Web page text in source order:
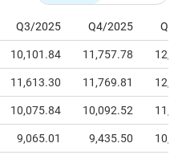
Q3/2025 Q4/2025
10,101.84 11,757.78
11,613.30 11,769.81
10,075.84 10,092.52
9,065.01 9,435.50